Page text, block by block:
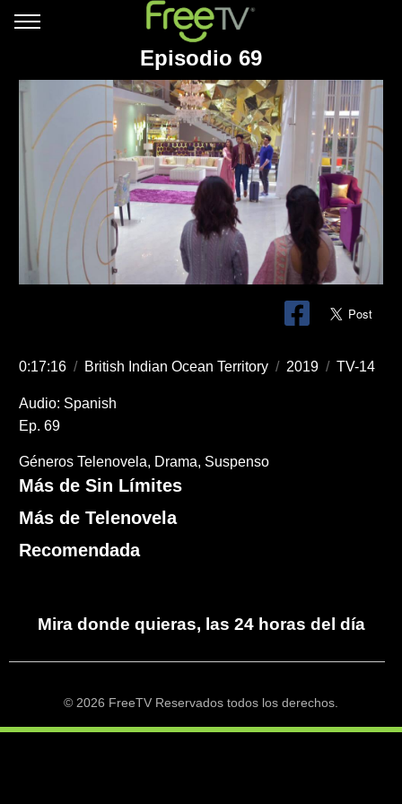
Episodio 69
0:17:16 / British Indian Ocean Territory / 2019 / TV-14
Audio: Spanish
Ep. 69
Géneros Telenovela Drama Suspenso
Más de Sin Límites
Más de Telenovela
Recomendada
Mira donde quieras, las 24 horas del día
© 2026 FreeTV Reservados todos los derechos.